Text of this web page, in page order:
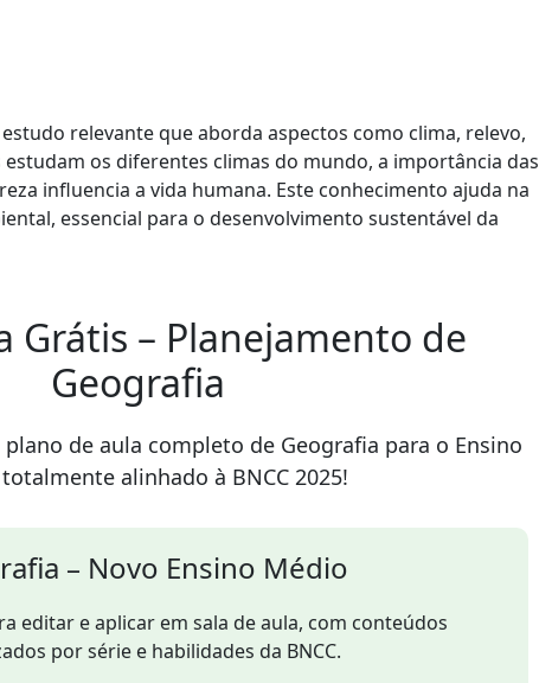
relevante que aborda aspectos como clima, relevo,
os diferentes climas do mundo, a importância das
influencia a vida humana. Este conhecimento ajuda na
essencial para o desenvolvimento sustentável da
Grátis – Planejamento de
Geografia
de aula completo de Geografia para o Ensino
alinhado à BNCC 2025!
– Novo Ensino Médio
editar e aplicar em sala de aula, com conteúdos
por série e habilidades da BNCC.